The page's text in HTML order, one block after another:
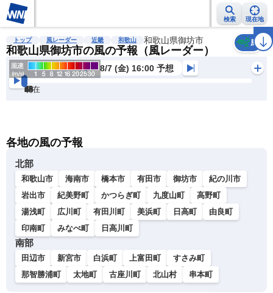
検索 現在地
雨雲レーダー 台風情報 地震情報 警報・注意報 2週間天気 ラ
トップ 風レーダー 近畿 和歌山 和歌山県御坊市
和歌山県御坊市の風の予報（風レーダー）
風
8/7 (金) 16:00 予想
現在
6h
12
24
36
48
60
72
各地の風の予報
北部
和歌山市 海南市 橋本市 有田市 御坊市
紀の川市
岩出市
紀美野町 かつらぎ町 九度山町
高野町
湯浅町
広川町 有田川町 美浜町 日高町
由良町
印南町
みなべ町 日高川町
南部
田辺市 新宮市 白浜町 上富田町
すさみ町
那智勝浦町
太地町 古座川町 北山村 串本町